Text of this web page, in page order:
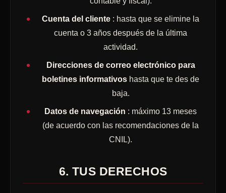
Cuenta del cliente : hasta que se elimine la
cuenta o 3 años después de la última
actividad.
Direcciones de correo electrónico para
boletines informativos hasta que te des de
baja.
Datos de navegación : máximo 13 meses
(de acuerdo con las recomendaciones de la
CNIL).
6. TUS DERECHOS